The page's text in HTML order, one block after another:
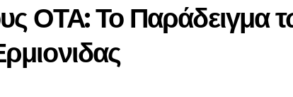
ΟΤΑ: Το Παράδειγμα